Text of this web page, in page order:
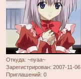
Откуда: ~nyaa~
Зарегистрирован: 2007-11-06
Приглашений: 0